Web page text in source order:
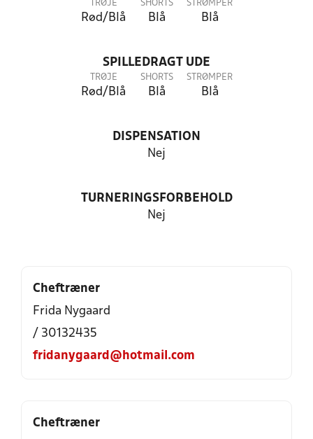
TRØJE
Rød/Blå
SHORTS
Blå
STRØMPER
Blå
SPILLEDRAGT UDE
TRØJE
Rød/Blå
SHORTS
Blå
STRØMPER
Blå
DISPENSATION
Nej
TURNERINGSFORBEHOLD
Nej
Cheftræner
Frida Nygaard
/ 30132435
fridanygaard@hotmail.com
Cheftræner